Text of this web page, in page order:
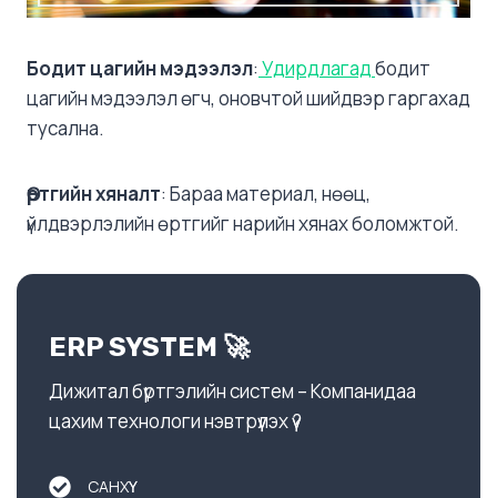
Бодит цагийн мэдээлэл: Удирдлагадбодит
цагийн мэдээлэл өгч, оновчтой шийдвэр гаргахад
тусална.
Өртгийн хяналт: Бараа материал, нөөц,
үйлдвэрлэлийн өртгийг нарийн хянах боломжтой.
ERP SYSTEM 🚀
Дижитал бүртгэлийн систем – Компанидаа
цахим технологи нэвтрүүлэх үү?
САНХҮҮ